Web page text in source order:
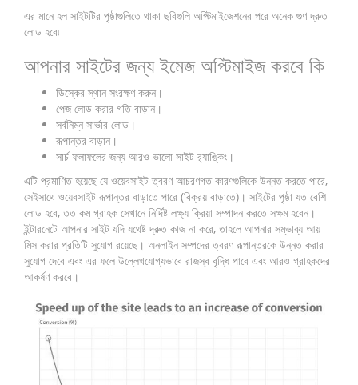
এর মানে হল সাইটটির পৃষ্ঠাগুলিতে থাকা ছবিগুলি অপ্টিমাইজেশনের পরে অনেক গুণ দ্রুত
লোড হবে৷
আপনার সাইটের জন্য ইমেজ অপ্টিমাইজ করবে কি
ডিস্কের স্থান সংরক্ষণ করুন।
পেজ লোড করার গতি বাড়ান।
সর্বনিম্ন সার্ভার লোড।
রূপান্তর বাড়ান।
সার্চ ফলাফলের জন্য আরও ভালো সাইট র‌্যাঙ্কিং।
এটি প্রমাণিত হয়েছে যে ওয়েবসাইট ত্বরণ আচরণগত কারণগুলিকে উন্নত করতে পারে,
সেইসাথে ওয়েবসাইট রূপান্তর বাড়াতে পারে (বিক্রয় বাড়াতে)। সাইটের পৃষ্ঠা যত বেশি
লোড হবে, তত কম গ্রাহক সেখানে নির্দিষ্ট লক্ষ্য ক্রিয়া সম্পাদন করতে সক্ষম হবেন।
ইন্টারনেটে আপনার সাইট যদি যথেষ্ট দ্রুত কাজ না করে, তাহলে আপনার সম্ভাব্য আয়
মিস করার প্রতিটি সুযোগ রয়েছে। অনলাইন সম্পদের ত্বরণ রূপান্তরকে উন্নত করার
সুযোগ দেবে এবং এর ফলে উল্লেখযোগ্যভাবে রাজস্ব বৃদ্ধি পাবে এবং আরও গ্রাহকদের
আকর্ষণ করবে।